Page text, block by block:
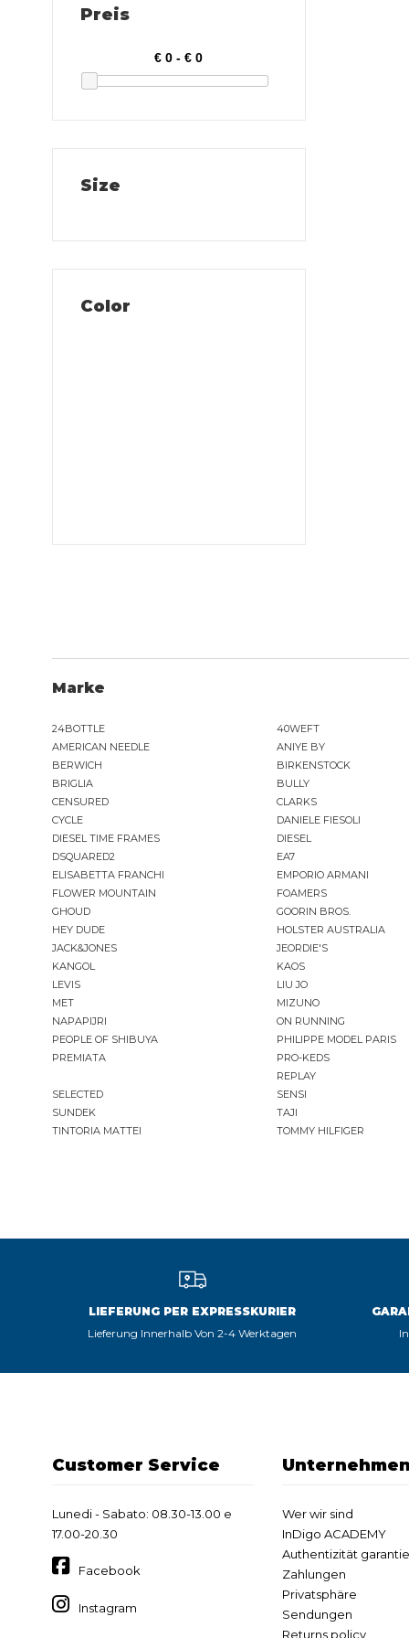
Preis
Size
Color
Marke
24BOTTLE 40WEFT
AMERICAN NEEDLE
ANIYE BY
BERWICH
BIRKENSTOCK
BRIGLIA
BULLY
CENSURED
CLARKS
CYCLE
DANIELE FIESOLI
DIESEL TIME FRAMES
DIESEL
DSQUARED2
EA7
ELISABETTA FRANCHI
EMPORIO ARMANI
FLOWER MOUNTAIN
FOAMERS
GHOUD
GOORIN BROS.
HEY DUDE
HOLSTER AUSTRALIA
JACK&JONES
JEORDIE'S
KANGOL
KAOS
LEVIS
LIU JO
MET
MIZUNO
NAPAPIJRI
ON RUNNING
PEOPLE OF SHIBUYA
PHILIPPE MODEL PARIS
PREMIATA
PRO-KEDS
REPLAY
SELECTED
SENSI
SUNDEK
TAJI
TINTORIA MATTEI
TOMMY HILFIGER
LIEFERUNG PER EXPRESSKURIER
Lieferung Innerhalb Von 2-4 Werktagen
Customer Service
Lunedi - Sabato: 08.30-13.00 e
17.00-20.30
Facebook
Instagram
Unternehmen
Wer wir sind
InDigo ACADEMY
Authentizität
Zahlungen
Privatsphäre
Sendungen
Returns policy